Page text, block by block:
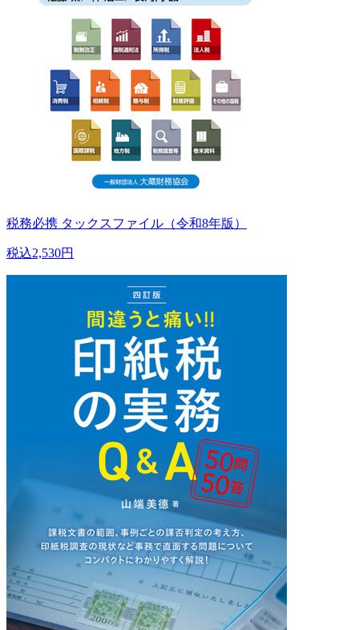
税務必携 タックスファイル（令和8年版）
税込2,530円